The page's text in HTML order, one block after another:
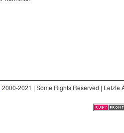
2000-2021 | Some Rights Reserved |